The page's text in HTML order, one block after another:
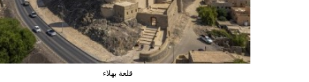
قلعة بهلاء